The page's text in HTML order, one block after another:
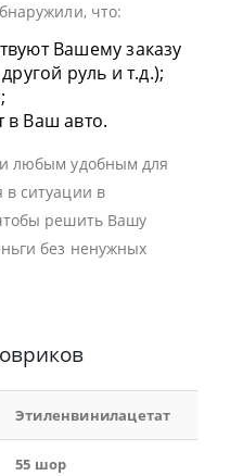
что:
Вашему заказу
руль и т.д.);
в Ваш авто.
любым удобным для
в ситуации в
решить Вашу
без ненужных
Этиленвинилацетат
55 шор